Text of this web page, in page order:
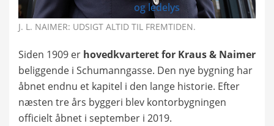
og ledelys
J. L. NAIMER: UDSIGT ALTID TIL FREMTIDEN.
Siden 1909 er hovedkvarteret for Kraus & Naimer
beliggende i Schumanngasse. Den nye bygning har
åbnet endnu et kapitel i den lange historie. Efter
næsten tre års byggeri blev kontorbygningen
officielt åbnet i september i 2019.